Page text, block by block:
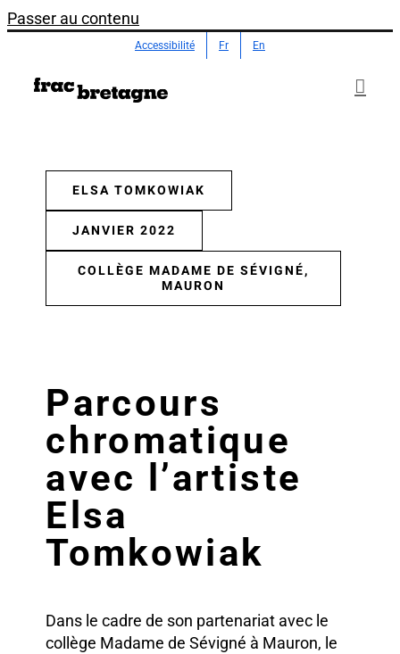
Passer au contenu
Accessibilité Fr En
ELSA TOMKOWIAK
JANVIER 2022
COLLÈGE MADAME DE SÉVIGNÉ,
MAURON
Parcours
chromatique
avec l’artiste
Elsa
Tomkowiak
Dans le cadre de son partenariat avec le
collège Madame de Sévigné à Mauron, le